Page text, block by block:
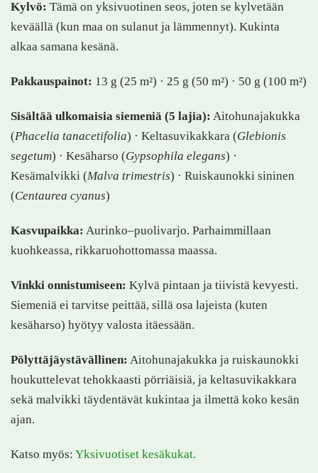
Kylvö: Tämä on yksivuotinen seos, joten se kylvetään
keväällä (kun maa on sulanut ja lämmennyt). Kukinta
alkaa samana kesänä.
Pakkauspainot: 13 g (25 m²) · 25 g (50 m²) · 50 g (100 m²)
Sisältää ulkomaisia siemeniä (5 lajia): Aitohunajakukka
(Phacelia tanacetifolia) · Keltasuvikakkara (Glebionis
segetum) · Kesäharso (Gypsophila elegans) ·
Kesämalvikki (Malva trimestris) · Ruiskaunokki sininen
(Centaurea cyanus)
Kasvupaikka: Aurinko–puolivarjo. Parhaimmillaan
kuohkeassa, rikkaruohottomassa maassa.
Vinkki onnistumiseen: Kylvä pintaan ja tiivistä kevyesti.
Siemeniä ei tarvitse peittää, sillä osa lajeista (kuten
kesäharso) hyötyy valosta itäessään.
Pölyttäjäystävällinen: Aitohunajakukka ja ruiskaunokki
houkuttelevat tehokkaasti pörriäisiä, ja keltasuvikakkara
sekä malvikki täydentävät kukintaa ja ilmettä koko kesän
ajan.
Katso myös: Yksivuotiset kesäkukat.